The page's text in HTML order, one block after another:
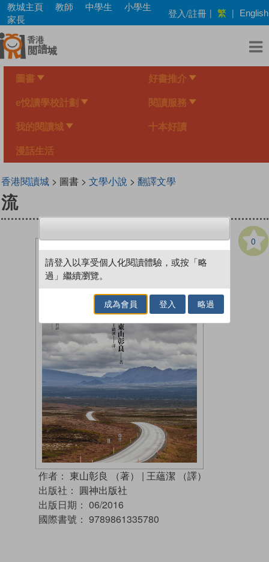
Skip
main
content
教城主頁 教師 中學生
小學生
家長
登入/註冊 | 繁 | English
圖書 好書推介
e悅讀學校計劃 閱讀服務
我的閱讀城 十本好讀
漫話生活
香港閱讀城> 圖書 > 文學小說 > 翻譯文學
流
0
作者： 東山彰良 （著） | 王蘊潔 （譯）
出版社： 圓神出版社
出版日期： 06/2016
國際書號： 9789861335780
請登入以享受個人化閱讀體驗，或按「略
過」繼續瀏覽。
成為會員 登入 略過